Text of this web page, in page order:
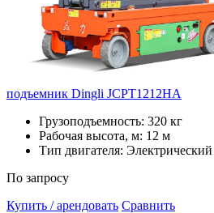
подъемник Dingli JCPT1212HA
Грузоподъемность: 320 кг
Рабочая высота, м: 12 м
Тип двигателя: Электрический
По запросу
Купить / арендовать Сравнить